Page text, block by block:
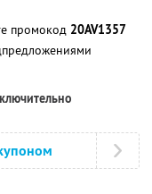
промокод 20AV1357